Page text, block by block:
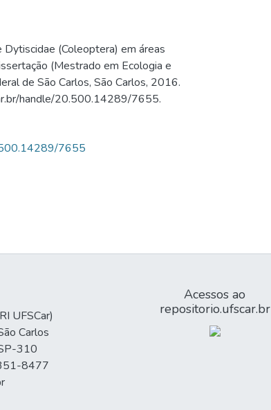
Dytiscidae (Coleoptera) em áreas
(Mestrado em Ecologia e
de São Carlos, São Carlos, 2016.
handle/20.500.14289/7655.
7655
UFSCar)
Carlos
310
8477
Acessos ao
repositorio.ufscar.br